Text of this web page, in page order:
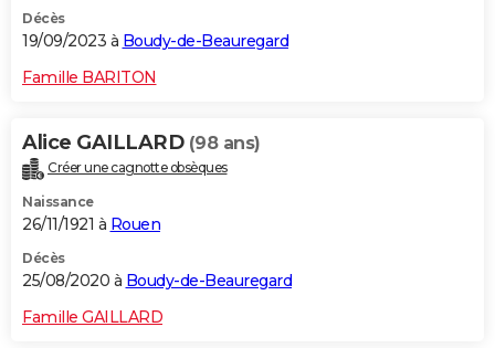
Décès
19/09/2023 à Boudy-de-Beauregard
Famille BARITON
Alice GAILLARD (98 ans)
Créer une cagnotte obsèques
Naissance
26/11/1921 à Rouen
Décès
25/08/2020 à Boudy-de-Beauregard
Famille GAILLARD